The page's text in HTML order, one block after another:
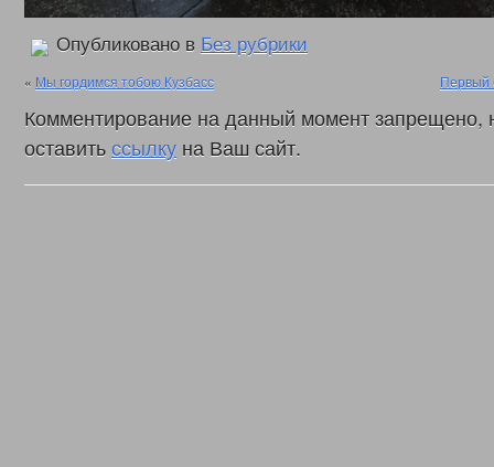
Опубликовано в Без рубрики
« Мы гордимся тобою Кузбасс Первый
Комментирование на данный момент запрещено,
оставитьссылку на Ваш сайт.